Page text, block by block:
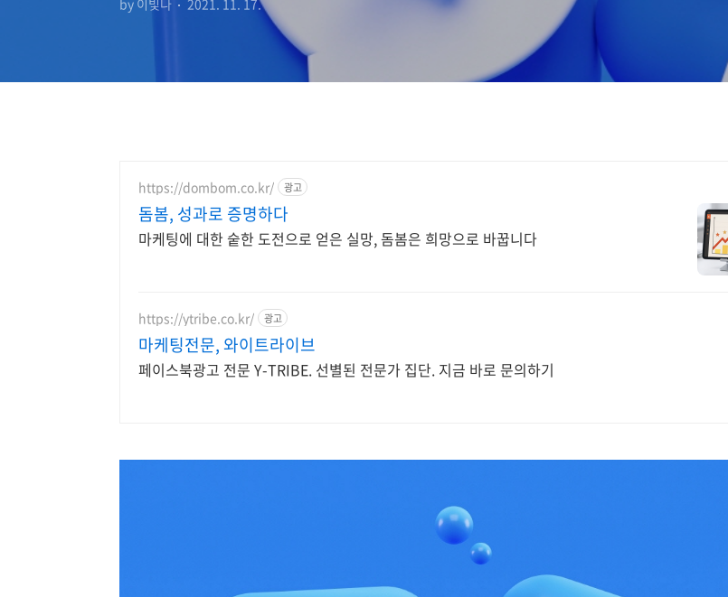
by 이빛나 2021. 11. 17.
https://dombom.co.kr/ 광고
돔봄, 성과로 증명하다
마케팅에 대한 숱한 도전으로 얻은 실망, 돔봄은 희망으로 바꿉니다
https://ytribe.co.kr/ 광고
마케팅전문, 와이트라이브
페이스북광고 전문 Y-TRIBE. 선별된 전문가 집단. 지금 바로 문의하기